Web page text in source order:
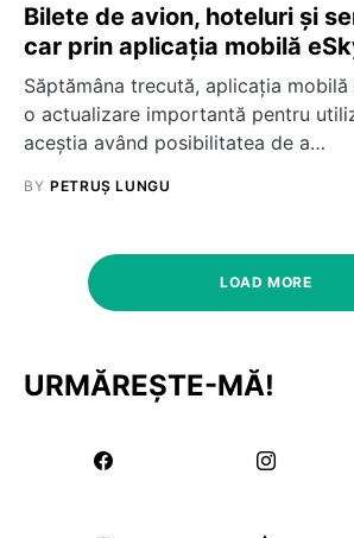
Bilete de avion, hoteluri și
car prin aplicația mobilă
Săptămâna trecută, aplicația
o actualizare importantă pentru
aceștia având posibilitatea de a…
BY PETRUȘ LUNGU
LOAD MORE
URMĂREȘTE-MĂ!